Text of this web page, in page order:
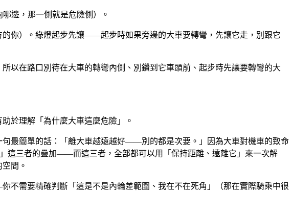
邊，那一側就是危險側）。
你）。綠燈起步先讓——起步時如果旁邊的大車要轉彎，先讓它走，別跟它
在路口別待在大車的轉彎內側、別鑽到它車頭前、起步時先讓要轉彎的大
於理解「為什麼大車這麼危險」。
最簡單的話：「離大車越遠越好——別的都是次要。」因為大車對機車的致命
這三者的疊加——而這三者，全部都可以用「保持距離、遠離它」來一次解
間。
需要精確判斷「這是不是內輪差範圍、我在不在死角」（那在實際騎乘中很